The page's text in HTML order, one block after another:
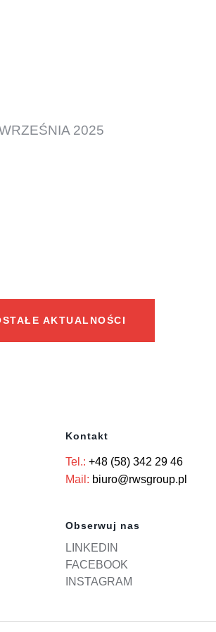
2025
AKTUALNOŚCI
Kontakt
Tel.: +48 (58) 342 29 46
Mail: biuro@rwsgroup.pl
Obserwuj nas
LINKEDIN
FACEBOOK
INSTAGRAM